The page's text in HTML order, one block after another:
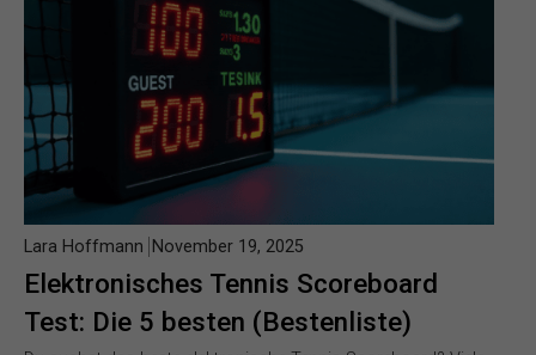
Elektronisches Tennis Scoreboard
Test: Die 5 besten (Bestenliste)
Lara Hoffmann November 19, 2025